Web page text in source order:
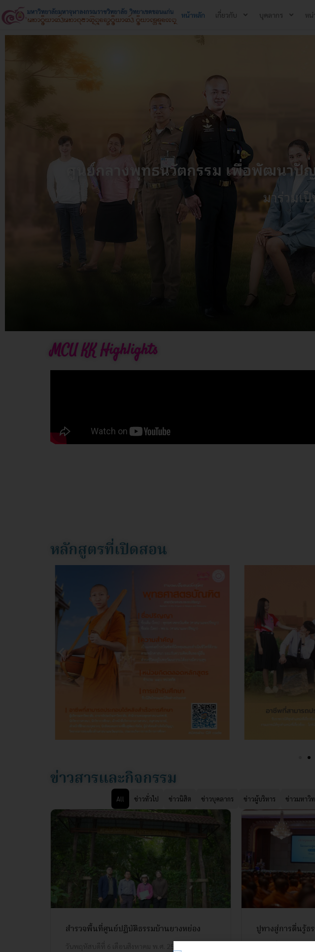
to
หน้าหลัก เกี่ยวกับ บุคลากร หน่
ศูนย์กลางพุทธนวัตกรรม เพื่อพัฒนาปั
มาร่วมเ
MCU KK Highlights
หลักสูตรที่เปิดสอน
ข่าวสารและกิจกรรม
All ข่าวทั่วไป ข่าวนิสิต ข่าวบุคลากร ข่าวผู้บริหาร ข่าวมหาวิ
สำรวจพื้นที่ศูนย์ปฏิบัติธรรมบ้านยางหย่อง ปูทางสู่การตื่นรู้ธ